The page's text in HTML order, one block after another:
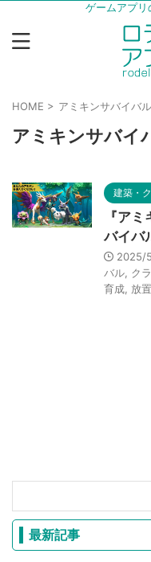
ゲームアプ
HOME > アミキンサバイバル
アミキンサバイ
建築・
『ア
バイバ
2025/
バル ク
育成 放
最新記事